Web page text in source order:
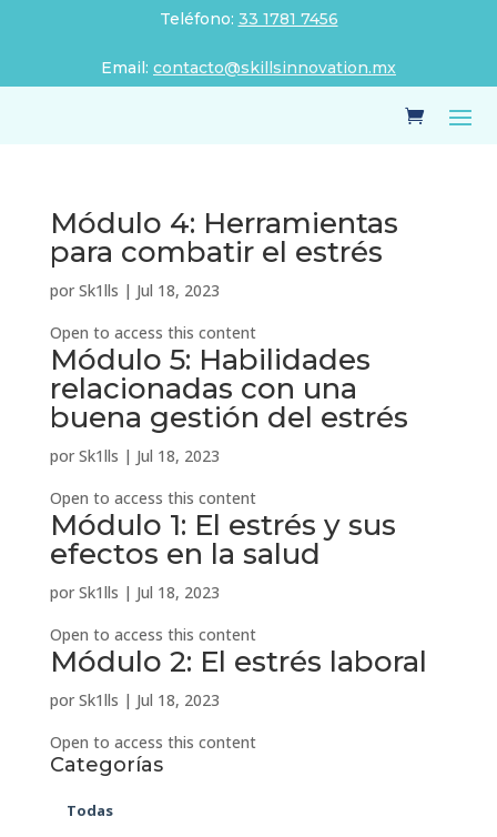
Teléfono: 33 1781 7456
Email: contacto@skillsinnovation.mx
Módulo 4: Herramientas
para combatir el estrés
por Sk1lls | Jul 18, 2023
Open to access this content
Módulo 5: Habilidades
relacionadas con una
buena gestión del estrés
por Sk1lls | Jul 18, 2023
Open to access this content
Módulo 1: El estrés y sus
efectos en la salud
por Sk1lls | Jul 18, 2023
Open to access this content
Módulo 2: El estrés laboral
por Sk1lls | Jul 18, 2023
Open to access this content
Categorías
Todas